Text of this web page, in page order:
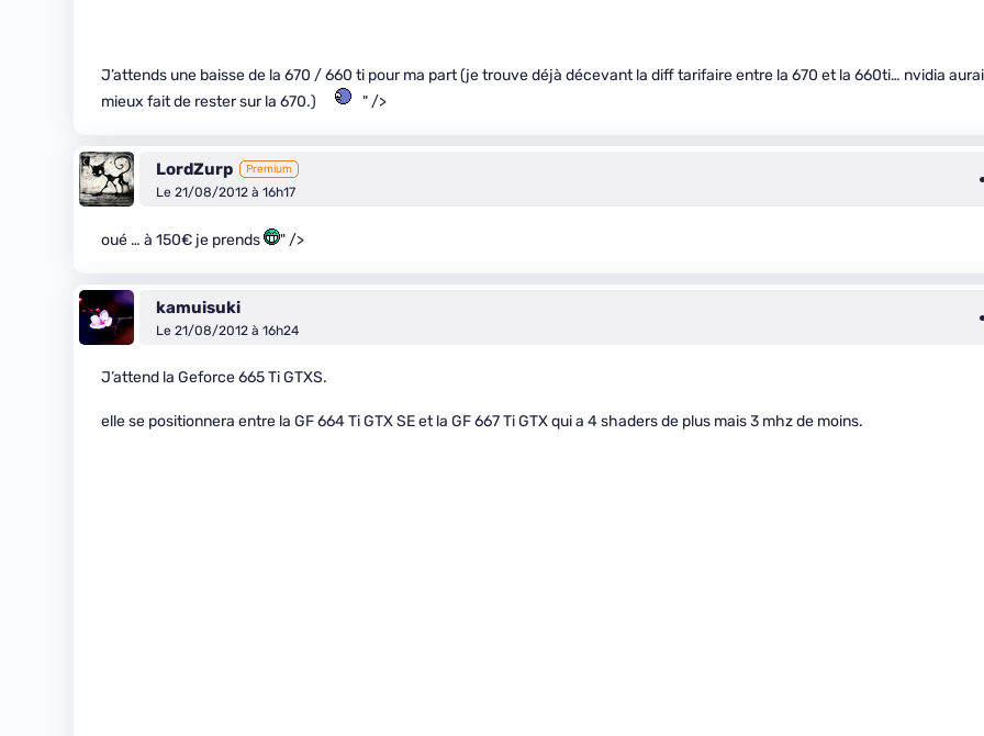
J’attends une baisse de la 670 / 660 ti pour ma part (je trouve déjà décevant la diff tarifaire entre la 670 et la 660ti… nvidia
mieux fait de rester sur la 670.)
" />
LordZurp Premium
Le 21/08/2012 à 16h17
oué … à 150€ je prends " />
kamuisuki
Le 21/08/2012 à 16h24
J’attend la Geforce 665 Ti GTXS.
elle se positionnera entre la GF 664 Ti GTX SE et la GF 667 Ti GTX qui a 4 shaders de plus mais 3 mhz de moins.